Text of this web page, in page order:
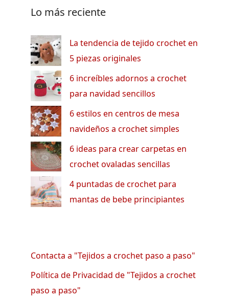
Lo más reciente
La tendencia de tejido crochet en
5 piezas originales
6 increíbles adornos a crochet
para navidad sencillos
6 estilos en centros de mesa
navideños a crochet simples
6 ideas para crear carpetas en
crochet ovaladas sencillas
4 puntadas de crochet para
mantas de bebe principiantes
Contacta a "Tejidos a crochet paso a paso"
Política de Privacidad de "Tejidos a crochet
paso a paso"